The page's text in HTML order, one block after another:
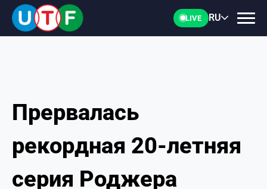
LIVE RU
ГЛАВНАЯ
ФТУ
НОВОСТИ
Прервалась
рекордная 20-летняя
серия Роджера